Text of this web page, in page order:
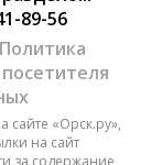
89-56
Политика
сайте «Орск.ру»,
на сайт
за содержание